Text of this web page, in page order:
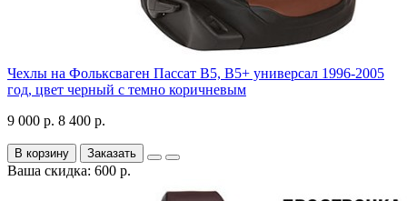
Чехлы на Фольксваген Пассат В5, В5+ универсал 1996-2005
год, цвет черный с темно коричневым
9 000 р. 8 400 р.
В корзину Заказать
Ваша скидка: 600 р.